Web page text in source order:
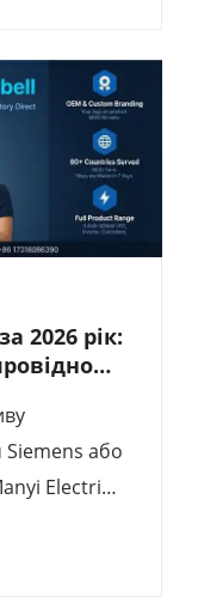
2026 рік:
або
Electric
та